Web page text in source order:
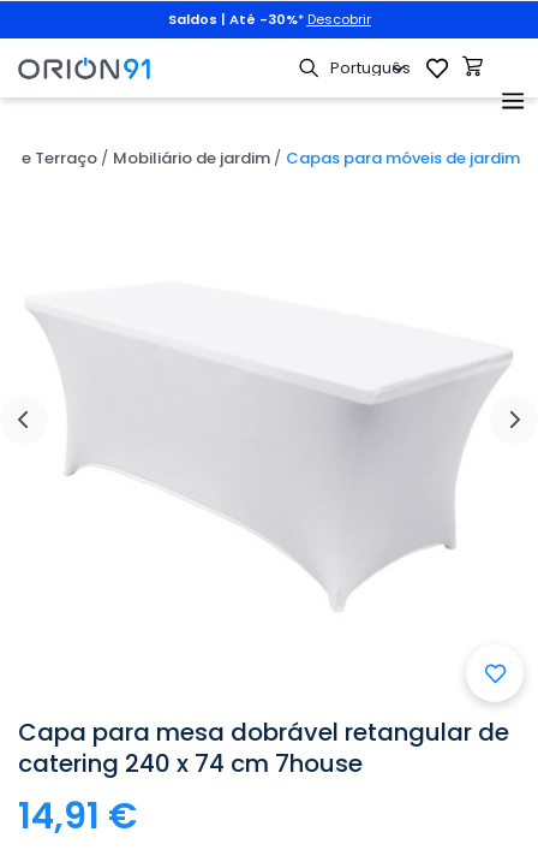
Saldos | Até -30%* Descobrir
e Terraço Mobiliário de jardim Capas para móveis de jardim
Capa para mesa dobrável retangular de
catering 240 x 74 cm 7house
14,91 €